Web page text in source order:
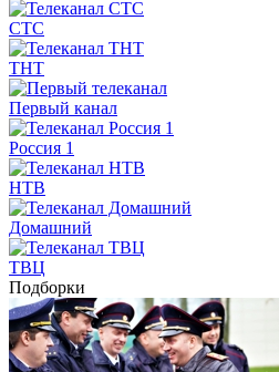
СТС
ТНТ
Первый канал
Россия 1
НТВ
Домашний
ТВЦ
Подборки